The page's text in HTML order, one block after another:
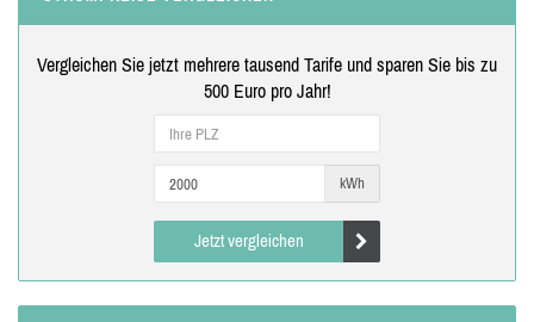
Vergleichen Sie jetzt mehrere tausend Tarife und sparen Sie bis zu
500 Euro pro Jahr!
kWh
Jetzt vergleichen